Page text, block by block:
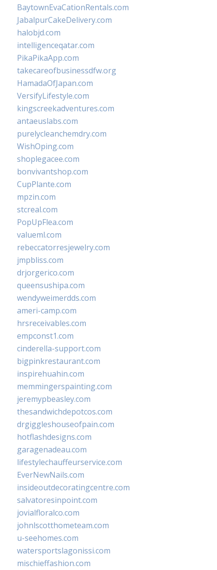
BaytownEvaCationRentals.com
JabalpurCakeDelivery.com
halobjd.com
intelligenceqatar.com
PikaPikaApp.com
takecareofbusinessdfw.org
HamadaOfJapan.com
VersifyLifestyle.com
kingscreekadventures.com
antaeuslabs.com
purelycleanchemdry.com
WishOping.com
shoplegacee.com
bonvivantshop.com
CupPlante.com
mpzin.com
stcreal.com
PopUpFlea.com
valueml.com
rebeccatorresjewelry.com
jmpbliss.com
drjorgerico.com
queensushipa.com
wendyweimerdds.com
ameri-camp.com
hrsreceivables.com
empconst1.com
cinderella-support.com
bigpinkrestaurant.com
inspirehuahin.com
memmingerspainting.com
jeremypbeasley.com
thesandwichdepotcos.com
drgiggleshouseofpain.com
hotflashdesigns.com
garagenadeau.com
lifestylechauffeurservice.com
EverNewNails.com
insideoutdecoratingcentre.com
salvatoresinpoint.com
jovialfloralco.com
johnlscotthometeam.com
u-seehomes.com
watersportslagonissi.com
mischieffashion.com